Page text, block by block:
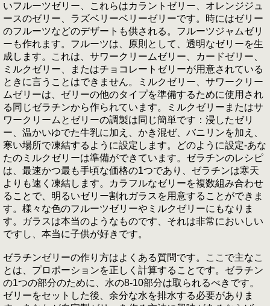
いフルーツゼリー、これらはカラントゼリー、オレンジジュ
ースのゼリー、ラズベリーベリーゼリーです。時にはゼリー
のフルーツなどのデザートも供される。フルーツジャムゼリ
ーも作れます。フルーツは、原則として、透明なゼリーを生
成します。これは、サワークリームゼリー、カードゼリー、
ミルクゼリー、またはチョコレートゼリーが用意されている
ときに言うことはできません。ミルクゼリー、サワークリー
ムゼリーは、ゼリーの他のタイプを準備するために使用され
る同じゼラチンから作られています。ミルクゼリーまたはサ
ワークリームとゼリーの調製は同じ簡単です：浸したゼリ
ー、温かいゆでた牛乳に加え、かき混ぜ、バニリンを加え、
寒い場所で凍結するように設定します。どのように設定-あな
たのミルクゼリーは準備ができています。ゼラチンのレシピ
は、最速かつ最も手頃な価格の1つであり、ゼラチンは寒天
よりも速く凍結します。カラフルなゼリーを複数組み合わせ
ることで、明るいゼリー割れガラスを用意することができま
す。様々な色のフルーツゼリーやミルクゼリーにもなりま
す。ガラスは本当のようなものです、それは非常においしい
ですし、本当に子供が好きです。
ゼラチンゼリーの作り方はよくある質問です。ここで主なこ
とは、プロポーションを正しく計算することです。ゼラチン
の1つの部分のために、水の8-10部分は取られるべきです。
ゼリーをセットした後、余分な水を排水する必要がありま